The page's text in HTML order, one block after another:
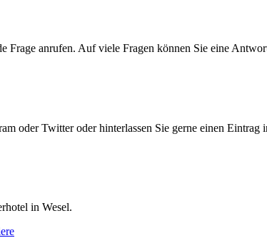
Frage anrufen. Auf viele Fragen können Sie eine
oder Twitter oder hinterlassen Sie gerne einen Eintrag
in Wesel.